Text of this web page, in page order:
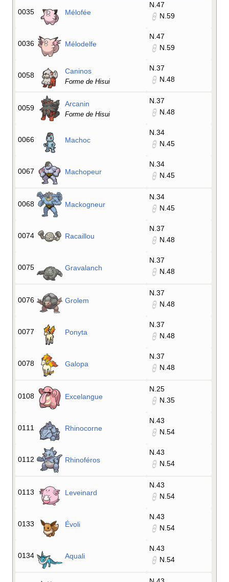
0035 Mélofée
N.47
N.59
0036 Mélodelfe
N.47
N.59
0058 Caninos
Forme de Hisui
N.37
N.48
0059 Arcanin
Forme de Hisui
N.37
N.48
0066 Machoc
N.34
N.45
0067 Machopeur
N.34
N.45
0068 Mackogneur
N.34
N.45
0074 Racaillou
N.37
N.48
0075 Gravalanch
N.37
N.48
0076 Grolem
N.37
N.48
0077 Ponyta
N.37
N.48
0078 Galopa
N.37
N.48
0108 Excelangue
N.25
N.35
0111 Rhinocorne
N.43
N.54
0112 Rhinoféros
N.43
N.54
0113 Leveinard
N.43
N.54
0133 Évoli
N.43
N.54
0134 Aquali
N.43
N.54